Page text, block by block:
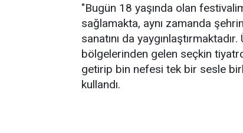
"Bugün 18 yaşında olan
sağlamakta, aynı zamanda
sanatını da
bölgelerinden gelen seçkin
getirip bin nefesi tek bir sesle
kullandı.